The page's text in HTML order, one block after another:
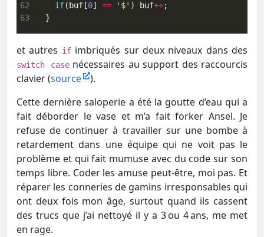
62
if(buf[0] == '$' ) buf++
63
  }
et autres ifimbriqués sur deux niveaux dans des
switch casenécessaires au support des raccourcis
clavier (source
).
Cette dernière saloperie a été la goutte d’eau qui a
fait déborder le vase et m’a fait forker Ansel. Je
refuse de continuer à travailler sur une bombe à
retardement dans une équipe qui ne voit pas le
problème et qui fait mumuse avec du code sur son
temps libre. Coder les amuse peut-être, moi pas. Et
réparer les conneries de gamins irresponsables qui
ont deux fois mon âge, surtout quand ils cassent
des trucs que j’ai nettoyé il y a 3 ou 4 ans, me met
en rage.